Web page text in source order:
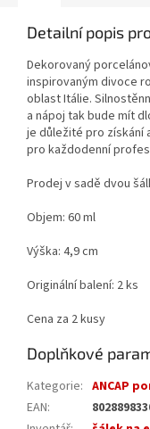
Detailní popis
Dekorovaný
inspirovaným divoce
oblast Itálie.
a nápoj tak bude mít
je důležité pro získání
pro každodenní
Prodej v sadě dvou
Objem: 60 ml
Výška: 4,9 cm
Originální balení: 2 ks
Cena za 2 kusy
Doplňkové
Kategorie: ANCAP
EAN: